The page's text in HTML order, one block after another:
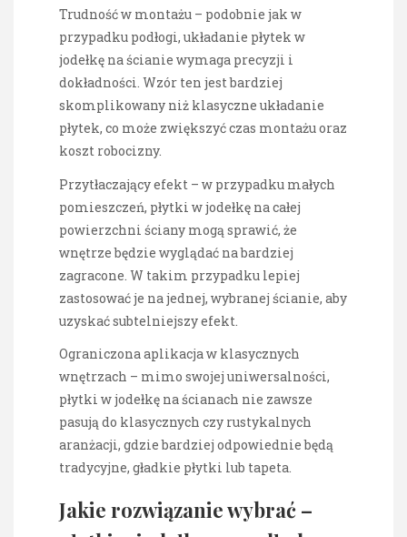
Trudność w montażu – podobnie jak w
przypadku podłogi, układanie płytek w
jodełkę na ścianie wymaga precyzji i
dokładności. Wzór ten jest bardziej
skomplikowany niż klasyczne układanie
płytek, co może zwiększyć czas montażu oraz
koszt robocizny.
Przytłaczający efekt – w przypadku małych
pomieszczeń, płytki w jodełkę na całej
powierzchni ściany mogą sprawić, że
wnętrze będzie wyglądać na bardziej
zagracone. W takim przypadku lepiej
zastosować je na jednej, wybranej ścianie, aby
uzyskać subtelniejszy efekt.
Ograniczona aplikacja w klasycznych
wnętrzach – mimo swojej uniwersalności,
płytki w jodełkę na ścianach nie zawsze
pasują do klasycznych czy rustykalnych
aranżacji, gdzie bardziej odpowiednie będą
tradycyjne, gładkie płytki lub tapeta.
Jakie rozwiązanie wybrać –